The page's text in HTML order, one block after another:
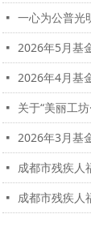
넷 一心为公普光
넷 2026年5月基
넷 2026年4月基
넷 关于“美丽工
넷 2026年3月基
넷 成都市残疾人
넷 成都市残疾人